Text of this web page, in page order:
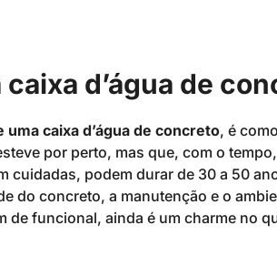
d’água de
caixa d’água de concreto, é
por perto, mas que, com o
cuidadas, podem durar de 30 a 50
do concreto, a manutenção e o
de funcional, ainda é um charme no